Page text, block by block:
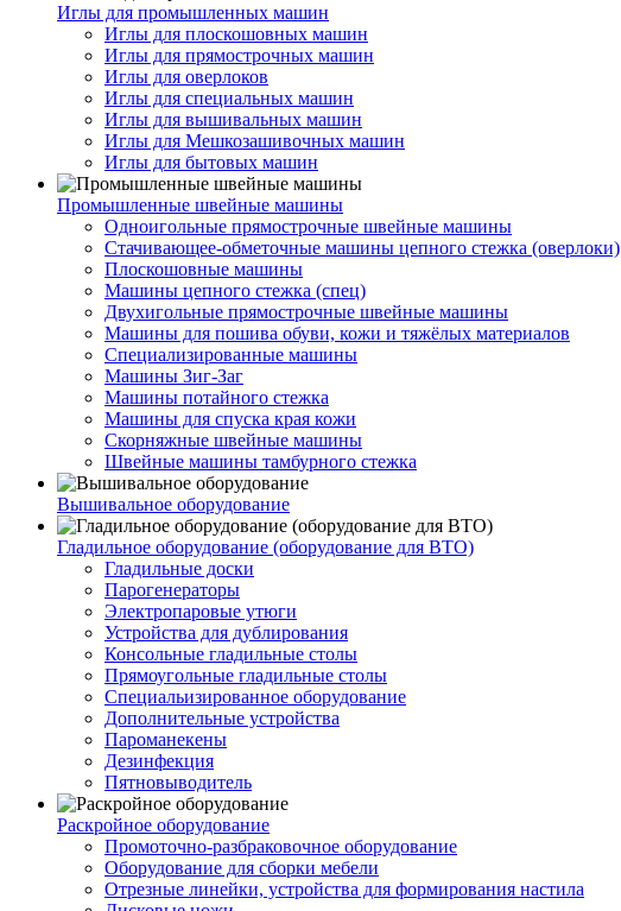
Иглы для промышленных машин
Иглы для плоскошовных машин
Иглы для прямострочных машин
Иглы для оверлоков
Иглы для специальных машин
Иглы для вышивальных машин
Иглы для Мешкозашивочных машин
Иглы для бытовых машин
Промышленные швейные машины
Одноигольные прямострочные швейные машины
Стачивающее-обметочные машины цепного стежка (оверлоки)
Плоскошовные машины
Машины цепного стежка (спец)
Двухигольные прямострочные швейные машины
Машины для пошива обуви, кожи и тяжёлых материалов
Специализированные машины
Машины Зиг-Заг
Машины потайного стежка
Машины для спуска края кожи
Скорняжные швейные машины
Швейные машины тамбурного стежка
Вышивальное оборудование
Гладильное оборудование (оборудование для ВТО)
Гладильные доски
Парогенераторы
Электропаровые утюги
Устройства для дублирования
Консольные гладильные столы
Прямоугольные гладильные столы
Специальизированное оборудование
Дополнительные устройства
Пароманекены
Дезинфекция
Пятновыводитель
Раскройное оборудование
Промоточно-разбраковочное оборудование
Оборудование для сборки мебели
Отрезные линейки, устройства для формирования настила